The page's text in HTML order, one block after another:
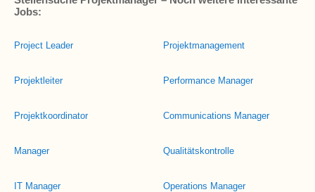
Jobs:
Project Leader
Projektleiter
Projektkoordinator
Manager
IT Manager
Projektmanagement
Performance Manager
Communications Manager
Qualitätskontrolle
Operations Manager